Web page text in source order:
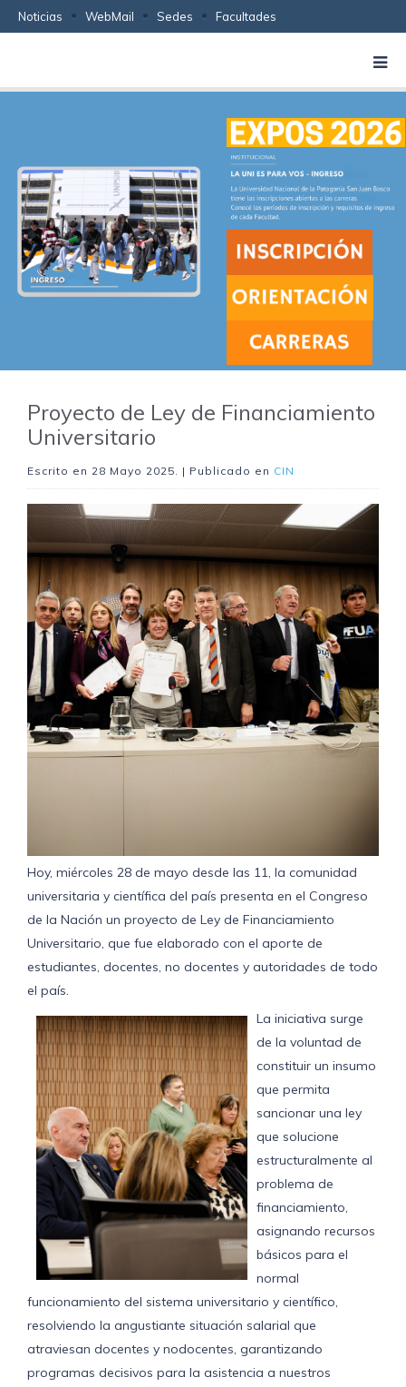
Noticias WebMail Sedes Facultades
Proyecto de Ley de Financiamiento
Universitario
Escrito en 28 Mayo 2025. | Publicado en CIN
Hoy, miércoles 28 de mayo desde las 11, la comunidad
universitaria y científica del país presenta en el Congreso
de la Nación un proyecto de Ley de Financiamiento
Universitario, que fue elaborado con el aporte de
estudiantes, docentes, no docentes y autoridades de todo
el país.
La iniciativa surge
de la voluntad de
constituir un insumo
que permita
sancionar una ley
que solucione
estructuralmente al
problema de
financiamiento,
asignando recursos
básicos para el
normal
funcionamiento del sistema universitario y científico,
resolviendo la angustiante situación salarial que
atraviesan docentes y nodocentes, garantizando
programas decisivos para la asistencia a nuestros